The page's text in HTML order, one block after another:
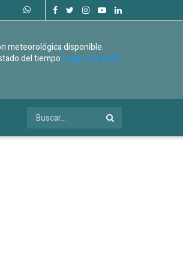
meteorológica disponible.
del tiempohaga click aquÃ­.